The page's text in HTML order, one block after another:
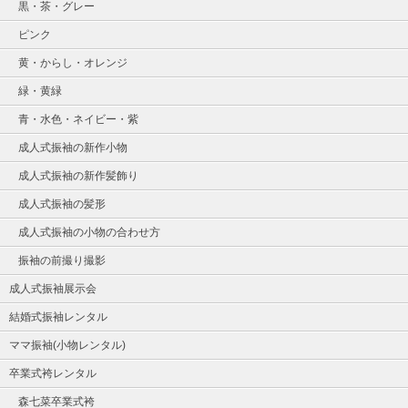
黒・茶・グレー
ピンク
黄・からし・オレンジ
緑・黄緑
青・水色・ネイビー・紫
成人式振袖の新作小物
成人式振袖の新作髪飾り
成人式振袖の髪形
成人式振袖の小物の合わせ方
振袖の前撮り撮影
成人式振袖展示会
結婚式振袖レンタル
ママ振袖(小物レンタル)
卒業式袴レンタル
森七菜卒業式袴